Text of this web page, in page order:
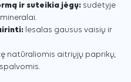
ir suteikia jėgų: sudėtyje
lesalas gausus vaisių ir
natūraliomis aitriųjų paprikų,